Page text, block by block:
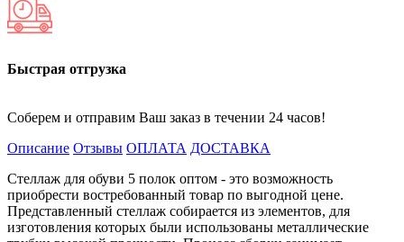
Быстрая отгрузка
Соберем и отправим Ваш заказ в течении 24 часов!
Описание Отзывы ОПЛАТА ДОСТАВКА
Стеллаж для обуви 5 полок оптом - это возможность
приобрести востребованный товар по выгодной цене.
Представленный стеллаж собирается из элементов, для
изготовления которых были использованы металлические